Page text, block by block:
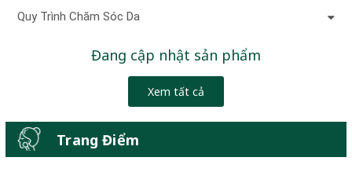
Quy Trình Chăm Sóc Da
Đang cập nhật sản phẩm
Xem tất cả
Trang Điểm